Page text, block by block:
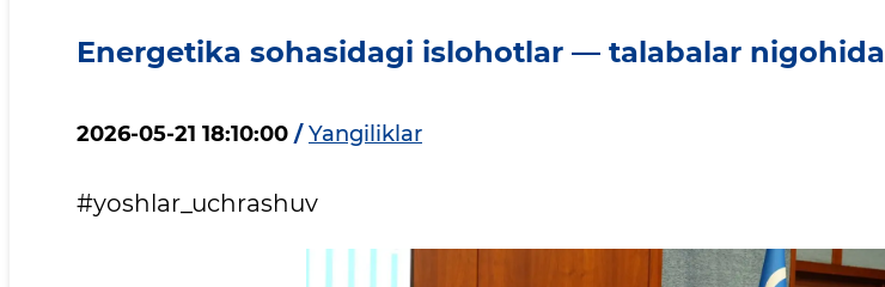
Energetika sohasidagi islohotlar — talabalar nigohida
2026-05-21 18:10:00 / Yangiliklar
#yoshlar_uchrashuv